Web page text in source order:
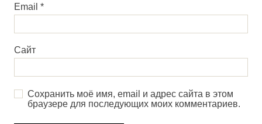
Email *
Сайт
Сохранить моё имя, email и адрес сайта в этом
браузере для последующих моих комментариев.